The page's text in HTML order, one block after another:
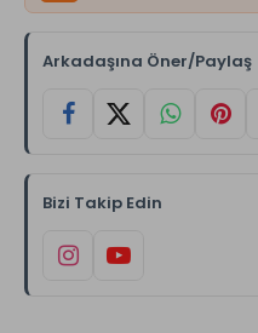
Arkadaşına Öner/Paylaş
Bizi Takip Edin